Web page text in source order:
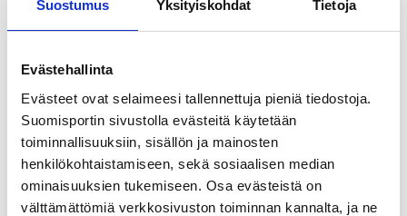
Suostumus Yksityiskohdat Tietoja
Evästehallinta
Evästeet ovat selaimeesi tallennettuja pieniä tiedostoja.
Suomisportin sivustolla evästeitä käytetään
toiminnallisuuksiin, sisällön ja mainosten
henkilökohtaistamiseen, sekä sosiaalisen median
ominaisuuksien tukemiseen. Osa evästeistä on
välttämättömiä verkkosivuston toiminnan kannalta, ja ne
REGISTRATION PERIOD
PRICES
Hinta/ 1 koira 100,00 €
Hinta/ 2 koiraa 200,00 €